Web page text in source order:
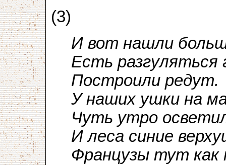
(3)
И вот нашли
Есть разгуляться
Построили редут.
У наших ушки на
Чуть утро
И леса синие
Французы тут